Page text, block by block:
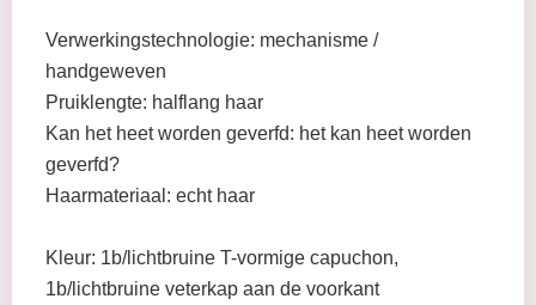
Verwerkingstechnologie: mechanisme /
handgeweven
Pruiklengte: halflang haar
Kan het heet worden geverfd: het kan heet worden
geverfd?
Haarmateriaal: echt haar
Kleur: 1b/lichtbruine T-vormige capuchon,
1b/lichtbruine veterkap aan de voorkant